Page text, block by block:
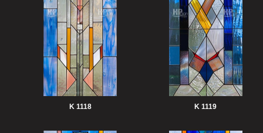
K 1118 K 1119